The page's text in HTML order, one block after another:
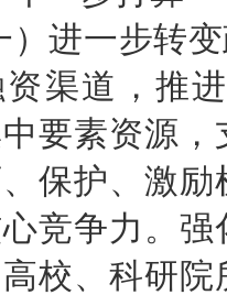
）进一步转
渠道 ，推
要素资源
保护、激
竞争力。
校、科研